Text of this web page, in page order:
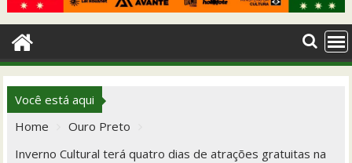
Você está aqui
Home
Ouro Preto
Inverno Cultural terá quatro dias de atrações gratuitas na